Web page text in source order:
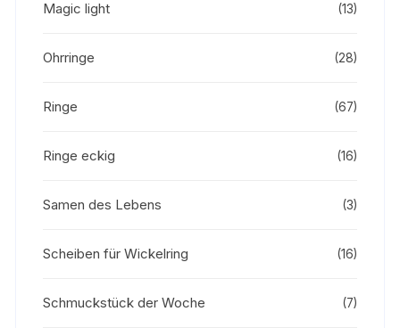
Magic light (13)
Ohrringe (28)
Ringe (67)
Ringe eckig (16)
Samen des Lebens (3)
Scheiben für Wickelring (16)
Schmuckstück der Woche (7)